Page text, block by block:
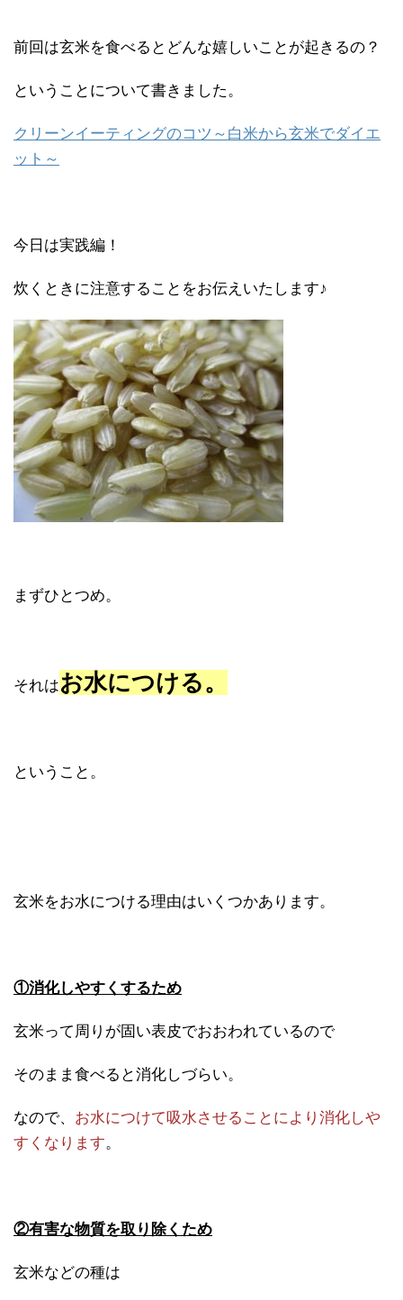
前回は玄米を食べるとどんな嬉しいことが起きるの？
ということについて書きました。
クリーンイーティングのコツ～白米から玄米でダイエ
ット～
今日は実践編！
炊くときに注意することをお伝えいたします♪
まずひとつめ。
それはお水につける。
ということ。
玄米をお水につける理由はいくつかあります。
①消化しやすくするため
玄米って周りが固い表皮でおおわれているので
そのまま食べると消化しづらい。
なので、 お水につけて吸水させることにより消化しや
すくなります。
②有害な物質を取り除くため
玄米などの種は